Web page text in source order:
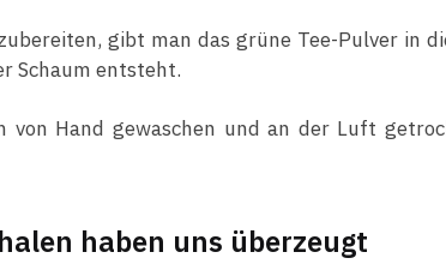
gibt man das grüne Tee-Pulver in
Schaum entsteht.
von Hand gewaschen und an der Luft
haben uns überzeugt